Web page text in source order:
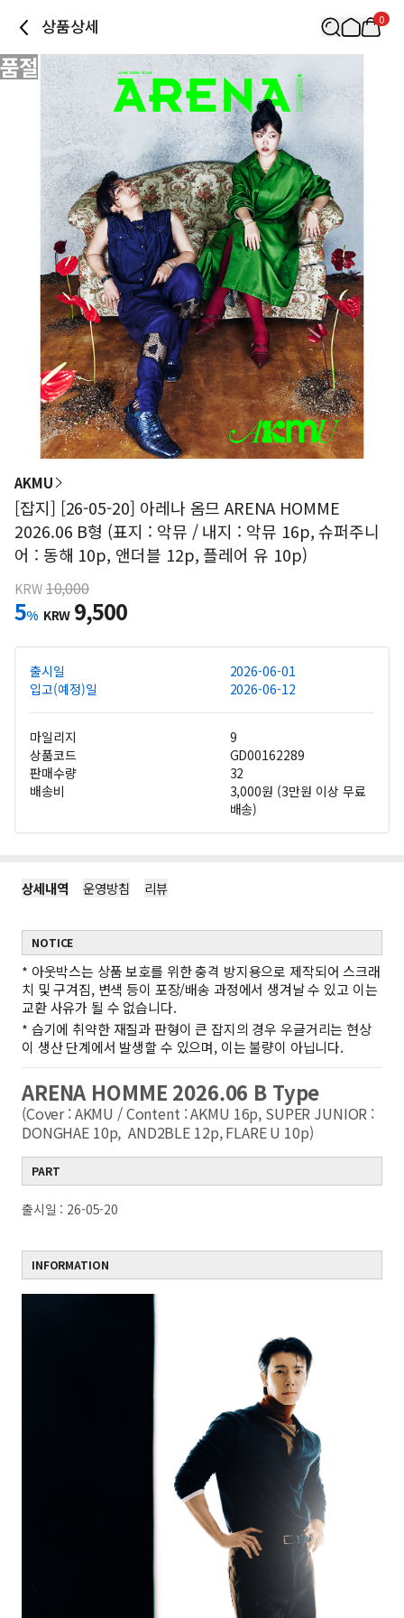
상품상세 0
품절
AKMU
[잡지] [26-05-20] 아레나 옴므 ARENA HOMME
2026.06 B형 (표지 : 악뮤 / 내지 : 악뮤 16p, 슈퍼주니
어 : 동해 10p, 앤더블 12p, 플레어 유 10p)
KRW 10,000
5% KRW 9,500
출시일
2026-06-01
입고(예정)일
2026-06-12
마일리지
9
상품코드
GD00162289
판매수량
32
배송비
3,000원 (3만원 이상 무료
배송)
상세내역 운영방침 리뷰
NOTICE
* 아웃박스는 상품 보호를 위한 충격 방지용으로 제작되어 스크래
치 및 구겨짐, 변색 등이 포장/배송 과정에서 생겨날 수 있고 이는
교환 사유가 될 수 없습니다.
* 습기에 취약한 재질과 판형이 큰 잡지의 경우 우글거리는 현상
이 생산 단계에서 발생할 수 있으며, 이는 불량이 아닙니다.
ARENA HOMME 2026.06 B Type
(Cover : AKMU / Content : AKMU 16p, SUPER JUNIOR :
DONGHAE 10p, AND2BLE 12p, FLARE U 10p)
PART
출시일 : 26-05-20
INFORMATION